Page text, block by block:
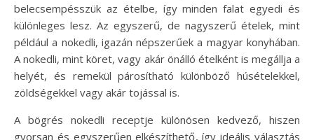
belecsempésszük az ételbe, így minden falat egyedi és
különleges lesz. Az egyszerű, de nagyszerű ételek, mint
például a nokedli, igazán népszerűek a magyar konyhában.
A nokedli, mint köret, vagy akár önálló ételként is megállja a
helyét, és remekül párosítható különböző húsételekkel,
zöldségekkel vagy akár tojással is.
A bögrés nokedli receptje különösen kedvező, hiszen
gyorsan és egyszerűen elkészíthető, így ideális választás